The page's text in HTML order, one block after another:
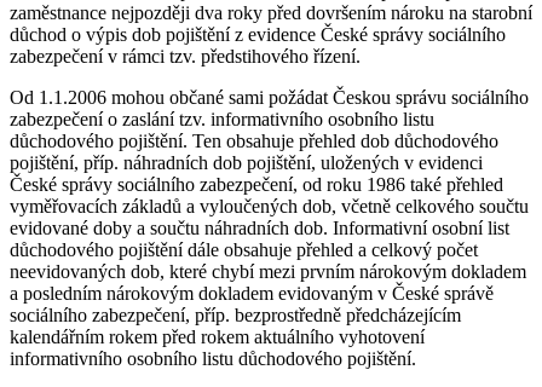
zaměstnance nejpozději dva roky před dovršením nároku na starobní
důchod o výpis dob pojištění z evidence České správy sociálního
zabezpečení v rámci tzv. předstihového řízení.
Od 1.1.2006 mohou občané sami požádat Českou správu sociálního
zabezpečení o zaslání tzv. informativního osobního listu
důchodového pojištění. Ten obsahuje přehled dob důchodového
pojištění, příp. náhradních dob pojištění, uložených v evidenci
České správy sociálního zabezpečení, od roku 1986 také přehled
vyměřovacích základů a vyloučených dob, včetně celkového součtu
evidované doby a součtu náhradních dob. Informativní osobní list
důchodového pojištění dále obsahuje přehled a celkový počet
neevidovaných dob, které chybí mezi prvním nárokovým dokladem
a posledním nárokovým dokladem evidovaným v České správě
sociálního zabezpečení, příp. bezprostředně předcházejícím
kalendářním rokem před rokem aktuálního vyhotovení
informativního osobního listu důchodového pojištění.